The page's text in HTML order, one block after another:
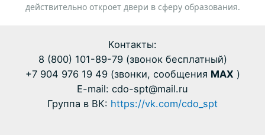
действительно откроет двери в сферу образования.
Контакты:
8 (800) 101-89-79 (звонок бесплатный)
+7 904 976 19 49 (звонки, сообщения MAX )
E-mail: cdo-spt@mail.ru
Группа в ВК: https://vk.com/cdo_spt